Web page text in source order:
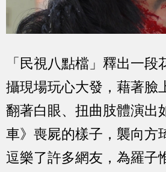
「民視八點檔」釋出一段
攝現場玩心大發，藉著臉
翻著白眼、扭曲肢體演出
車》喪屍的樣子，襲向方
逗樂了許多網友，為羅子